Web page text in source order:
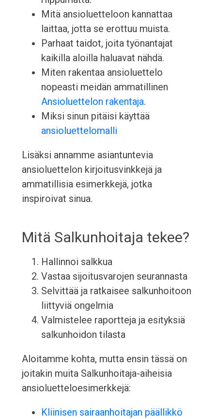
Mitä ansioluetteloon kannattaa
laittaa, jotta se erottuu muista.
Parhaat taidot, joita työnantajat
kaikilla aloilla haluavat nähdä.
Miten rakentaa ansioluettelo
nopeasti meidän ammatillinen
Ansioluettelon rakentaja.
Miksi sinun pitäisi käyttää
ansioluettelomalli
Lisäksi annamme asiantuntevia
ansioluettelon kirjoitusvinkkejä ja
ammatillisia esimerkkejä, jotka
inspiroivat sinua.
Mitä Salkunhoitaja tekee?
Hallinnoi salkkua
Vastaa sijoitusvarojen seurannasta
Selvittää ja ratkaisee salkunhoitoon
liittyviä ongelmia
Valmistelee raportteja ja esityksiä
salkunhoidon tilasta
Aloitamme kohta, mutta ensin tässä on
joitakin muita Salkunhoitaja-aiheisia
ansioluetteloesimerkkejä:
Kliinisen sairaanhoitajan päällikkö